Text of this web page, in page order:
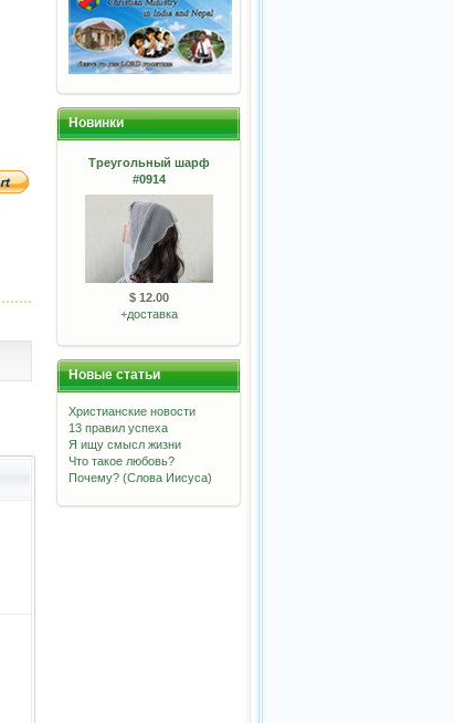
Новинки
Треугольный шарф
#0914
$ 12.00
+доставка
Новые статьи
Христианские новости
13 правил успеха
Я ищу смысл жизни
Что такое любовь?
Почему? (Слова Иисуса)